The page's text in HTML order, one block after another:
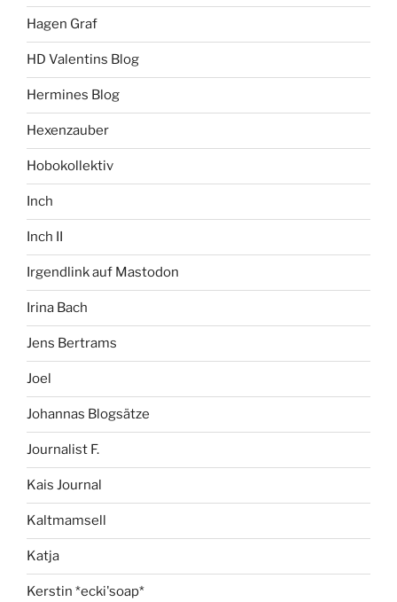
Hagen Graf
HD Valentins Blog
Hermines Blog
Hexenzauber
Hobokollektiv
Inch
Inch II
Irgendlink auf Mastodon
Irina Bach
Jens Bertrams
Joel
Johannas Blogsätze
Journalist F.
Kais Journal
Kaltmamsell
Katja
Kerstin *ecki'soap*